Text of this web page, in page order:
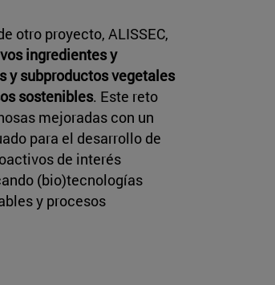
otro proyecto, ALISSEC,
ingredientes y
y subproductos vegetales
sostenibles. Este reto
mejoradas con un
para el desarrollo de
de interés
(bio)tecnologías
y procesos